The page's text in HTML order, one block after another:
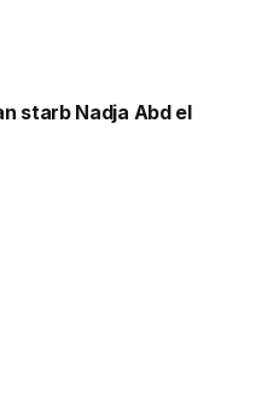
starb Nadja Abd el